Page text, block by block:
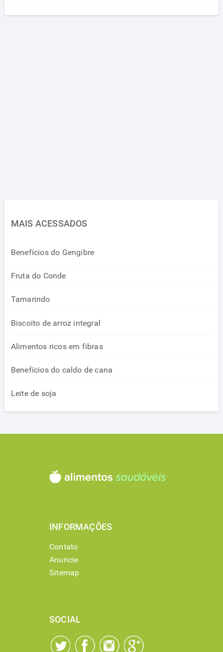
MAIS ACESSADOS
Benefícios do Gengibre
Fruta do Conde
Tamarindo
Biscoito de arroz integral
Alimentos ricos em fibras
Benefícios do caldo de cana
Leite de soja
INFORMAÇÕES
Contato
Anuncie
Sitemap
SOCIAL